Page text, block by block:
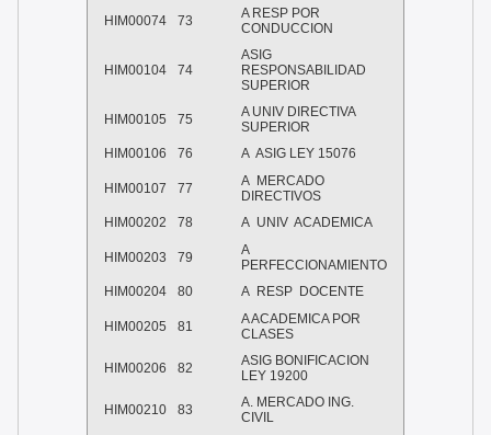
HIM00074 73
A RESP POR
CONDUCCION
HIM00104 74
ASIG
RESPONSABILIDAD
SUPERIOR
HIM00105 75
A UNIV DIRECTIVA
SUPERIOR
HIM00106
76 A ASIG LEY 15076
HIM00107 77
A MERCADO
DIRECTIVOS
HIM00202
78 A UNIV ACADEMICA
HIM00203 79
A
PERFECCIONAMIENTO
HIM00204
80 A RESP DOCENTE
HIM00205 81
A ACADEMICA POR
CLASES
HIM00206 82
ASIG BONIFICACION
LEY 19200
HIM00210 83
A. MERCADO ING.
CIVIL